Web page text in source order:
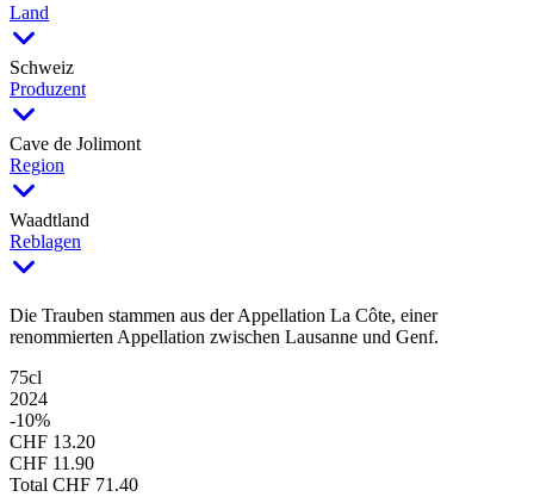
Land
Schweiz
Produzent
Cave de Jolimont
Region
Waadtland
Reblagen
Die Trauben stammen aus der Appellation La Côte, einer
renommierten Appellation zwischen Lausanne und Genf.
75cl
2024
-10%
CHF 13.20
CHF 11.90
Total CHF 71.40